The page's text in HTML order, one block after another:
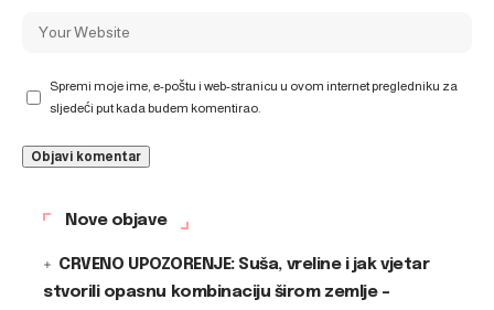
Spremi moje ime, e-poštu i web-stranicu u ovom internet pregledniku za
sljedeći put kada budem komentirao.
Nove objave
CRVENO UPOZORENJE: Suša, vreline i jak vjetar
stvorili opasnu kombinaciju širom zemlje –